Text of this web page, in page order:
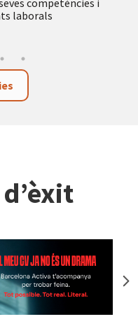
competències i
laborals